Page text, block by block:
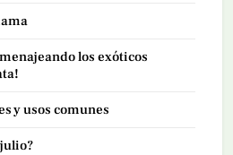
los exóticos
y usos comunes